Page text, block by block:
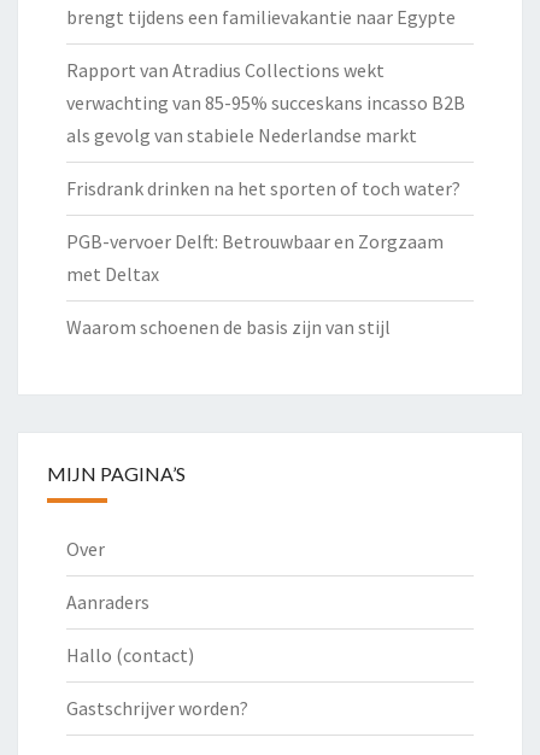
brengt tijdens een familievakantie naar Egypte
Rapport van Atradius Collections wekt
verwachting van 85-95% succeskans incasso B2B
als gevolg van stabiele Nederlandse markt
Frisdrank drinken na het sporten of toch water?
PGB-vervoer Delft: Betrouwbaar en Zorgzaam
met Deltax
Waarom schoenen de basis zijn van stijl
MIJN PAGINA’S
Over
Aanraders
Hallo (contact)
Gastschrijver worden?